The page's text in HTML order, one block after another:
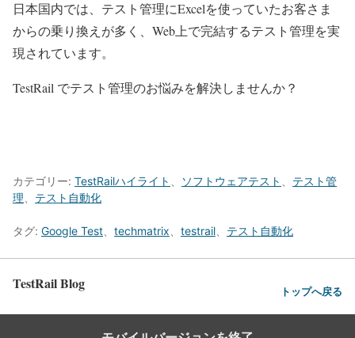
日本国内では、テスト管理にExcelを使っていたお客さま
からの乗り換えが多く、Web上で完結するテスト管理を実
現されています。
TestRail でテスト管理のお悩みを解決しませんか？
カテゴリー: TestRailハイライト ソフトウェアテスト
テスト管
理
テスト自動化
タグ: Google Test techmatrix testrail テスト自動化
TestRail Blog トップへ戻る